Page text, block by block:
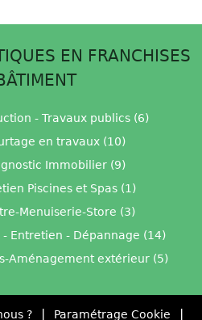
EN FRANCHISES
- Travaux publics (6)
en travaux (10)
Immobilier (9)
Piscines et Spas (1)
Menuiserie-Store (3)
Entretien - Dépannage (14)
Aménagement extérieur (5)
? Paramétrage Cookie